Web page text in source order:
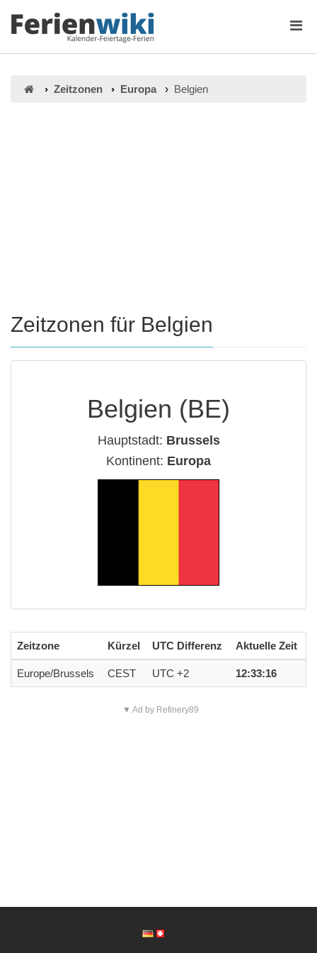
Zeitzonen Europa Belgien
Zeitzonen für Belgien
Belgien (BE)
Hauptstadt: Brussels
Kontinent: Europa
Zeitzone Kürzel UTC Differenz Aktuelle Zeit
Europe/Brussels CEST UTC +2 12:33:16
▼ Ad by Refinery89